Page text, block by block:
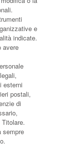
e
indicate.
avere
esterni
postali,
di
sempre